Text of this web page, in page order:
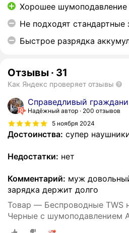
Хорошее шумоподавление
Не подходят стандартные
Быстрое разрядка
Отзывы · 31
Как Яндекс проверяет отзывы
Справедливый
Надёжный автор
200 отзывов
5 ноября 2024
Достоинства: супер
Недостатки: нет
Комментарий: муж
зарядка держит долго
Товар — Беспроводные TWS
Черные с шумоподавлением
iPhone/Android сенсорные